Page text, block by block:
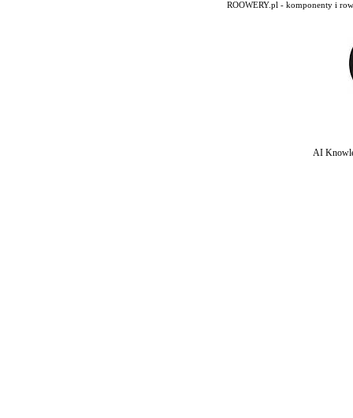
ROOWERY.pl - komponenty i
AI